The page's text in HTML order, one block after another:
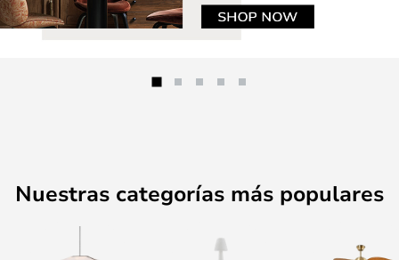
Nuestras categorías más populares